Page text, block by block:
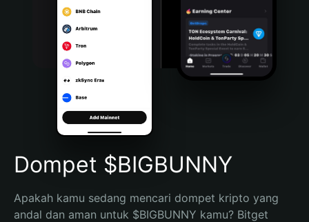
Português (Portugal)
Bahasa Indonesia
Português (Brasil)
Español (Argentina)
Dompet $BIGBUNNY
Apakah kamu sedang mencari dompet kripto yang
andal dan aman untuk $BIGBUNNY kamu? Bitget